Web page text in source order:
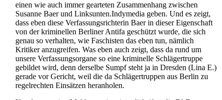
einen wie auch immer gearteten Zusammenhang zwischen
Susanne Baer und Linksunten.Indymedia geben. Und es zeigt,
dass eben diese Verfassungs­richterin Baer in dieser Eigenschaft
von der kriminellen Berliner Antifa geschützt wurde, die sich
genau so verhalten, wie Faschisten das eben tun, nämlich
Kritiker anzugreifen. Was eben auch zeigt, dass da rund um
unsere Verfassungs­organe so eine kriminelle Schläger­truppe
gebildet wird, denn derselbe Sumpf steht ja in Dresden (Lina E.)
gerade vor Gericht, weil die da Schläger­truppen aus Berlin zu
regelrechten Einsätzen heranholen.